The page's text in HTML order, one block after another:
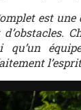
est
d’obstacles.
qu’un